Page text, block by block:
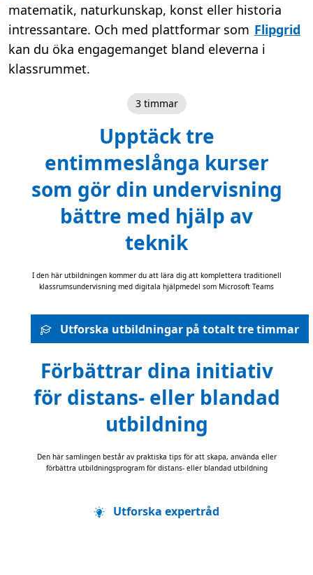
matematik, naturkunskap, konst eller historia
intressantare. Och med plattformar som Flipgrid
kan du öka engagemanget bland eleverna i
klassrummet.
3 timmar
Upptäck tre
entimmeslånga kurser
som gör din undervisning
bättre med hjälp av
teknik
I den här utbildningen kommer du att lära dig att komplettera traditionell
klassrumsundervisning med digitala hjälpmedel som Microsoft Teams
Utforska utbildningar på totalt tre timmar
Förbättrar dina initiativ
för distans- eller blandad
utbildning
Den här samlingen består av praktiska tips för att skapa, använda eller
förbättra utbildningsprogram för distans- eller blandad utbildning
Utforska expertråd